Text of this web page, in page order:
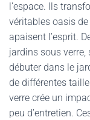
l’espace. Ils
véritables oasis
apaisent l’esprit.
jardins sous
débuter dans le
de différentes
verre crée un
peu d’entretien.